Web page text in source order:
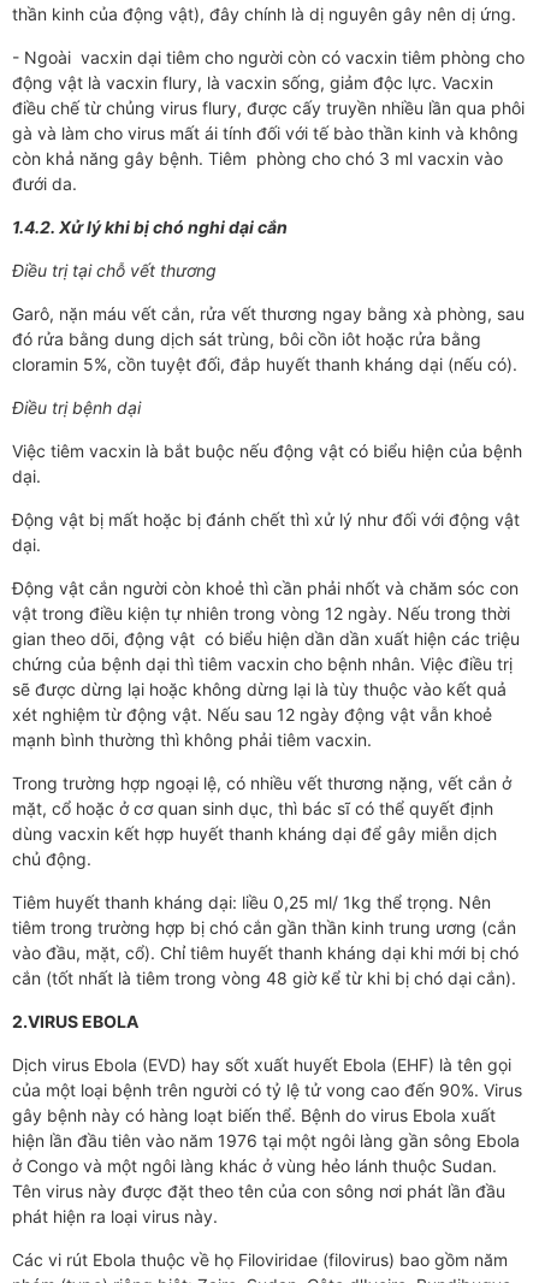
thần kinh của động vật), đây chính là dị nguyên gây nên dị ứng.
- Ngoài vacxin dại tiêm cho người còn có vacxin tiêm phòng cho
động vật là vacxin flury, là vacxin sống, giảm độc lực. Vacxin
điều chế từ chủng virus flury, được cấy truyền nhiều lần qua phôi
gà và làm cho virus mất ái tính đối với tế bào thần kinh và không
còn khả năng gây bệnh. Tiêm phòng cho chó 3 ml vacxin vào
đưới da.
1.4.2. Xử lý khi bị chó nghi dại cắn
Điều trị tại chỗ vết thương
Garô, nặn máu vết cắn, rửa vết thương ngay bằng xà phòng, sau
đó rửa bằng dung dịch sát trùng, bôi cồn iôt hoặc rửa bằng
cloramin 5%, cồn tuyệt đối, đắp huyết thanh kháng dại (nếu có).
Điều trị bệnh dại
Việc tiêm vacxin là bắt buộc nếu động vật có biểu hiện của bệnh
dại.
Động vật bị mất hoặc bị đánh chết thì xử lý như đối với động vật
dại.
Động vật cắn người còn khoẻ thì cần phải nhốt và chăm sóc con
vật trong điều kiện tự nhiên trong vòng 12 ngày. Nếu trong thời
gian theo dõi, động vật có biểu hiện dần dần xuất hiện các triệu
chứng của bệnh dại thì tiêm vacxin cho bệnh nhân. Việc điều trị
sẽ được dừng lại hoặc không dừng lại là tùy thuộc vào kết quả
xét nghiệm từ động vật. Nếu sau 12 ngày động vật vẫn khoẻ
mạnh bình thường thì không phải tiêm vacxin.
Trong trường hợp ngoại lệ, có nhiều vết thương nặng, vết cắn ở
mặt, cổ hoặc ở cơ quan sinh dục, thì bác sĩ có thể quyết định
dùng vacxin kết hợp huyết thanh kháng dại để gây miễn dịch
chủ động.
Tiêm huyết thanh kháng dại: liều 0,25 ml/ 1kg thể trọng. Nên
tiêm trong trường hợp bị chó cắn gần thần kinh trung ương (cắn
vào đầu, mặt, cổ). Chỉ tiêm huyết thanh kháng dại khi mới bị chó
cắn (tốt nhất là tiêm trong vòng 48 giờ kể từ khi bị chó dại cắn).
2.VIRUS EBOLA
Dịch virus Ebola (EVD) hay sốt xuất huyết Ebola (EHF) là tên gọi
của một loại bệnh trên người có tỷ lệ tử vong cao đến 90%. Virus
gây bệnh này có hàng loạt biến thể. Bệnh do virus Ebola xuất
hiện lần đầu tiên vào năm 1976 tại một ngôi làng gần sông Ebola
ở Congo và một ngôi làng khác ở vùng hẻo lánh thuộc Sudan.
Tên virus này được đặt theo tên của con sông nơi phát lần đầu
phát hiện ra loại virus này.
Các vi rút Ebola thuộc về họ Filoviridae (filovirus) bao gồm năm